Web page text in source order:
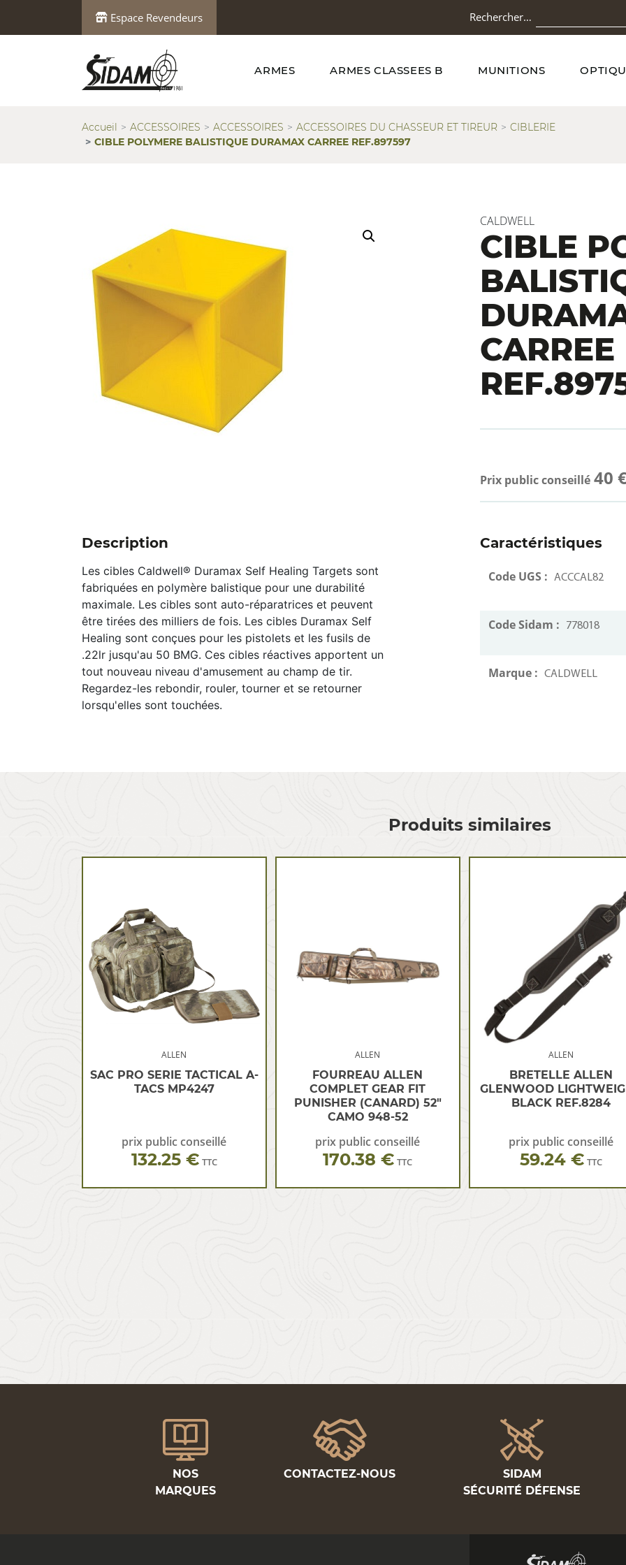
Espace Revendeurs Rechercher…
ARMES ARMES CLASSEES B MUNITIONS
Accueil ACCESSOIRES ACCESSOIRES ACCESSOIRES DU CHASSEUR ET TIREUR
CIBLERIE
CIBLE POLYMERE BALISTIQUE DURAMAX CARREE REF.897597
CALDWELL
CIBLE
CARREE
Prix public conseillé 40
Description
Les cibles Caldwell® Duramax Self Healing Targets sont
fabriquées en polymère balistique pour une durabilité
maximale. Les cibles sont auto-réparatrices et peuvent
être tirées des milliers de fois. Les cibles Duramax Self
Healing sont conçues pour les pistolets et les fusils de
.22lr jusqu'au 50 BMG. Ces cibles réactives apportent un
tout nouveau niveau d'amusement au champ de tir.
Regardez-les rebondir, rouler, tourner et se retourner
lorsqu'elles sont touchées.
Caractéristiques
Code UGS : ACCCAL82
Code Sidam : 778018
Marque : CALDWELL
Produits similaires
ALLEN
SAC PRO SERIE TACTICAL A-
TACS MP4247
prix public conseillé
132.25 € TTC
ALLEN
FOURREAU ALLEN
COMPLET GEAR FIT
PUNISHER (CANARD) 52″
CAMO 948-52
prix public conseillé
170.38 € TTC
ALLEN
BRETELLE ALLEN
GLENWOOD
BLACK REF.8284
prix public conseillé
59.24 € TTC
NOS
MARQUES
CONTACTEZ-NOUS
SIDAM
SÉCURITÉ DÉFENSE